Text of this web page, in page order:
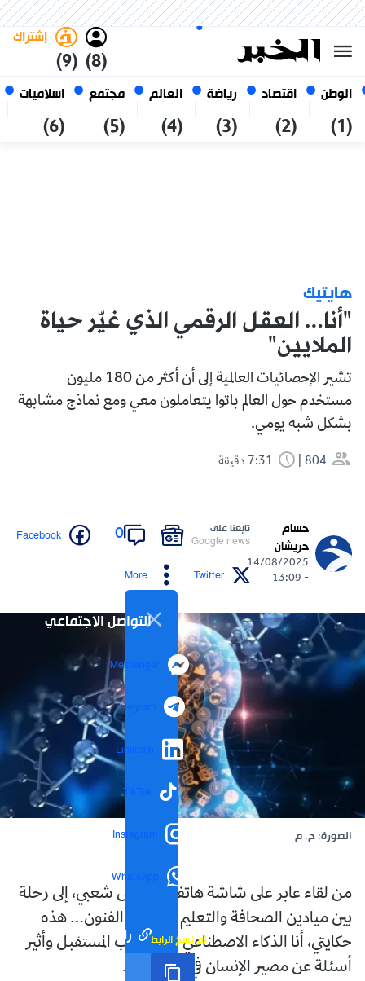
الوطن
(1)
اقتصاد
(2)
رياضة
(3)
العالم
(4)
مجتمع
(5)
اسلاميات
(6)
(8)
إشتراك
(9)
07 أغسطس 2026
الجزائر
هايتيك
"أنا… العقل الرقمي الذي غيّر حياة
الملايين"
تشير الإحصائيات العالمية إلى أن أكثر من 180 مليون
مستخدم حول العالم باتوا يتعاملون معي ومع نماذج مشابهة
بشكل شبه يومي.
804
حسام
حريشان
14/08/2025
- 13:09
تابعنا على
Google news
0
Facebook
Twitter
More
التواصل الاجتماعي
Messenger
Telegram
LinkedIn
TikTok
Instagram
WhatsApp
رابط مختصر تم نسخ الرابط
الصورة: ح. م
من لقاء عابر على شاشة هاتف في مقهى شعبي، إلى رحلة
بين ميادين الصحافة والتعليم والطب والفنون… هذه
حكايتي، أنا الذكاء الاصطناعي افتح أبواب المستقبل وأثير
أسئلة عن مصير الإنسان في عصر الآلة.